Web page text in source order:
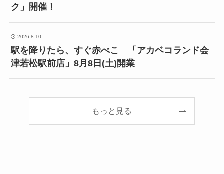
ク」開催！
2026.8.10
駅を降りたら、すぐ赤べこ 「アカベコランド会
津若松駅前店」8月8日(土)開業
もっと見る